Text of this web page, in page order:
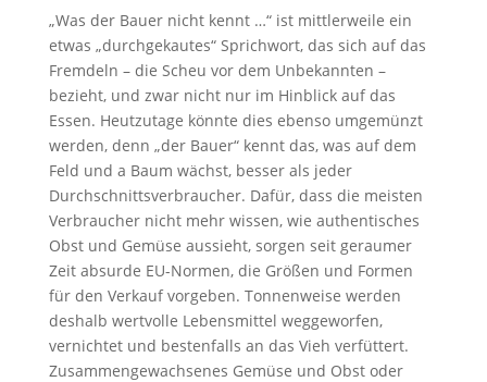
„Was der Bauer nicht kennt …“ ist mittlerweile ein
etwas „durchgekautes“ Sprichwort, das sich auf das
Fremdeln – die Scheu vor dem Unbekannten –
bezieht, und zwar nicht nur im Hinblick auf das
Essen. Heutzutage könnte dies ebenso umgemünzt
werden, denn „der Bauer“ kennt das, was auf dem
Feld und a Baum wächst, besser als jeder
Durchschnittsverbraucher. Dafür, dass die meisten
Verbraucher nicht mehr wissen, wie authentisches
Obst und Gemüse aussieht, sorgen seit geraumer
Zeit absurde EU-Normen, die Größen und Formen
für den Verkauf vorgeben. Tonnenweise werden
deshalb wertvolle Lebensmittel weggeworfen,
vernichtet und bestenfalls an das Vieh verfüttert.
Zusammengewachsenes Gemüse und Obst oder